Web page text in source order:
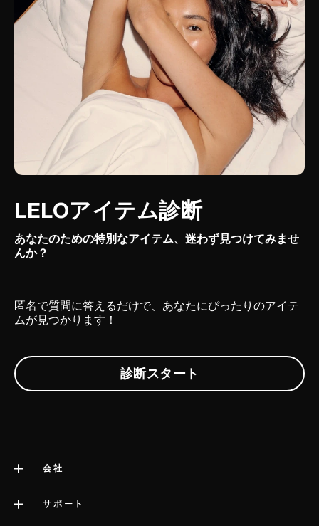
LELOアイテム診断
あなたのための特別なアイテム、迷わず見つけてみませ
んか？
匿名で質問に答えるだけで、あなたにぴったりのアイテ
ムが見つかります！
会社
LELOについて
サポート